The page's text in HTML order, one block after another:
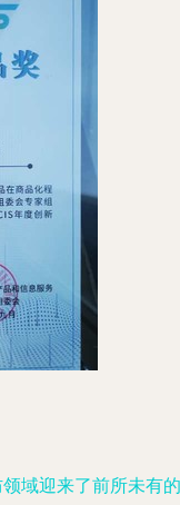
域迎来了前所未有的